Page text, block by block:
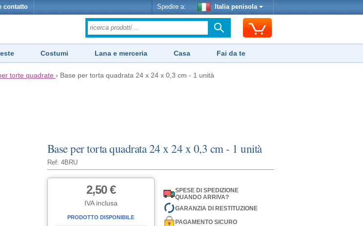
contatto Spedire a: Italia penisola
Costumi Lana e merceria Casa Fai da te
torte quadrate › Base per torta quadrata 24 x 24 x 0,3 cm - 1 unità
Base per torta quadrata 24 x 24 x 0,3 cm - 1 unità
Ref: 4BRU
2,50 €
IVA inclusa
PRODOTTO DISPONIBILE
SPESE DI SPEDIZIONE
QUANDO ARRIVA?
GARANZIA DI RESTITUZIONE
PAGAMENTO SICURO